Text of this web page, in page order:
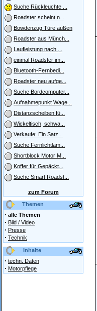
Suche Rückleuchte ...
Roadster scheint n...
Bowdenzug Türe außen
Roadster aus Münch...
Laufleistung nach ...
einmal Roadster im...
Bluetooth-Fernbedi...
Roadster neu aufge...
Suche Bordcomputer...
Aufnahmepunkt Wage...
Distanzscheiben fü...
Wickeltisch, schwa...
Verkaufe: Ein Satz...
Suche Fernlichtlam...
Shortblock Motor M...
Koffer für Gepäckt...
Suche Smart Roadst...
zum Forum
Themen
· alle Themen
· Bild / Video
· Presse
· Technik
Inhalte
· techn. Daten
· Motorpflege